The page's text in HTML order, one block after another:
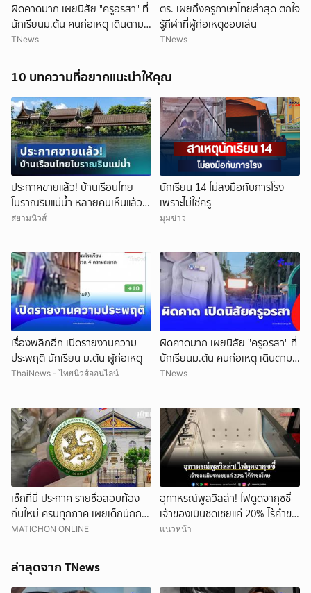
ผิดคาดมาก เผยนิสัย "ครูอรสา" ที่
นักเรียนม.ต้น คนก่อเหตุ เดินตาม
หา
TNews
ตร. เผยถึงครูภาษาไทยล่าสุด ตกใจ
รู้กีฬาที่ผู้ก่อเหตุชอบเล่น
TNews
10 บทความที่อยากแนะนำให้คุณ
ประกาศขายแล้ว! บ้านเรือนไทย
โบราณริมแม่น้ำ หลายคนเห็นแล้ว
จำได้ เคยเป็นฉากหนังดัง
สยามนิวส์
นักเรียน 14 ไม่ลงมือกับภารโรง
เพราะไม่ใช่ครู
มุมข่าว
เรื่องพลิกอีก เปิดรายงานความ
ประพฤติ นักเรียน ม.ต้น ผู้ก่อเหตุ
ThaiNews - ไทยนิวส์ออนไลน์
ผิดคาดมาก เผยนิสัย "ครูอรสา" ที่
นักเรียนม.ต้น คนก่อเหตุ เดินตาม
หา
TNews
เช็กที่นี่ ประกาศ รายชื่อสอบท้อง
ถิ่นใหม่ ครบทุกภาค เผยเด็กนักการ
เมืองดังหลุดอื้อ
MATICHON ONLINE
อุทาหรณ์พูลวิลล่า! ไฟดูดจากุซซี่
เจ้าของเมินชดเชยแค่ 20% ไร้คำขอ
โทษ
แนวหน้า
ล่าสุดจาก TNews